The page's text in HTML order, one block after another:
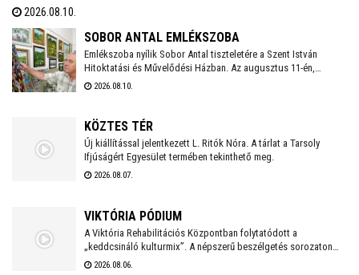
történész pedig az ehhez kapcsolódó pannóniai emlékekről beszél
augusztus 11-i előadásában.
2026.08.10.
SOBOR ANTAL EMLÉKSZOBA
Emlékszoba nyílik Sobor Antal tiszteletére a Szent István
Hitoktatási és Művelődési Házban. Az augusztus 11-én,
kedden 10.00 órakor kezdődő ünnepségen Spányi Antal megyés
szeretettel fogadnak közös emlékeket őrző fotókat és írásokat
a látogatóktól.
2026.08.10.
KÖZTES TÉR
Új kiállítással jelentkezett L. Ritók Nóra. A tárlat a Tarsoly
Ifjúságért Egyesület termében tekinthető meg.
2026.08.07.
VIKTÓRIA PÓDIUM
A Viktória Rehabilitációs Központban folytatódott a
„keddcsináló kulturmix”. A népszerű beszélgetés sorozaton
ezúttal is kivételes vendégek tisztelték meg a Viktória Pódium
2026.08.06.